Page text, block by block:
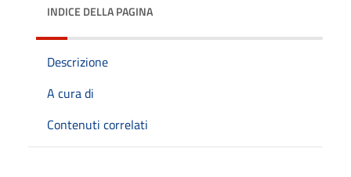
INDICE DELLA PAGINA
Descrizione
A cura di
Contenuti correlati